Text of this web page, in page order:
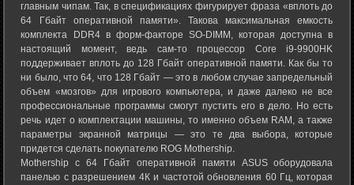
главным чипам. Так, в спецификациях фигурирует фраза «вплоть до
64 Гбайт оперативной памяти». Такова максимальная емкость
комплекта DDR4 в форм-факторе SO-DIMM, которая доступна в
настоящий момент, ведь сам-то процессор Core i9-9900HK
поддерживает вплоть до 128 Гбайт оперативной памяти. Как бы то
ни было, что 64, что 128 Гбайт — это в любом случае запредельный
объем «мозгов» для игрового компьютера, и даже далеко не все
профессиональные программы смогут пустить его в дело. Но есть
речь идет о комплектации машины, то именно объем RAM, а также
параметры экранной матрицы — это те два выбора, которые
придется сделать покупателю ROG Mothership.
Mothership с 64 Гбайт оперативной памяти ASUS оборудовала
панелью с разрешением 4К и частотой обновления 60 Гц, которая